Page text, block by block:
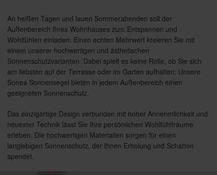
An heißen Tagen und lauen Sommerabenden soll der
Außenbereich Ihres Wohnhauses zum Entspannen und
Wohlfühlen einladen. Einen echten Mehrwert kreieren Sie mit
einem unserer hochwertigen und ästhetischen
Sonnenschutzvarianten. Dabei spielt es keine Rolle, ob Sie sich
am liebsten auf der Terrasse oder im Garten aufhalten: Unsere
Sonea Sonnensegel bieten in jedem Außenbereich einen
geeigneten Sonnenschutz.
Das einzigartige Design verbunden mit hoher Annehmlichkeit und
neuester Technik lässt Sie Ihre persönlichen Wohlfühlträume
erleben. Die hochwertigen Materialien sorgen für einen
langlebigen Sonnenschutz, der Ihnen Erholung und Schatten
spendet.